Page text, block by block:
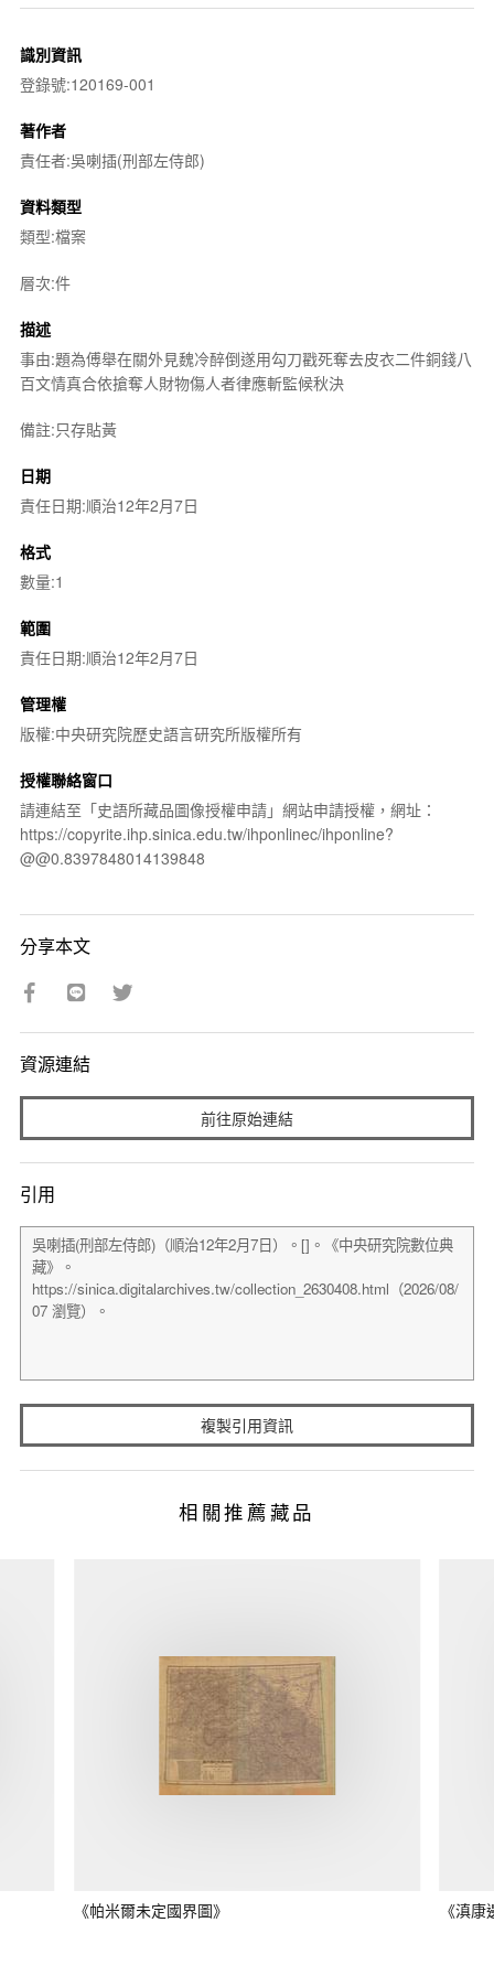
識別資訊
登錄號:120169-001
著作者
責任者:吳喇插(刑部左侍郎)
資料類型
類型:檔案
層次:件
描述
事由:題為傅舉在關外見魏冷醉倒遂用勾刀戳死奪去皮衣二件銅錢八
百文情真合依搶奪人財物傷人者律應斬監候秋決
備註:只存貼黃
日期
責任日期:順治12年2月7日
格式
數量:1
範圍
責任日期:順治12年2月7日
管理權
版權:中央研究院歷史語言研究所版權所有
授權聯絡窗口
請連結至「史語所藏品圖像授權申請」網站申請授權，網址：
https://copyrite.ihp.sinica.edu.tw/ihponlinec/ihponline?
@@0.8397848014139848
分享本文
資源連結
前往原始連結
引用
複製引用資訊
相關推薦藏品
《帕米爾未定國界圖》 《滇